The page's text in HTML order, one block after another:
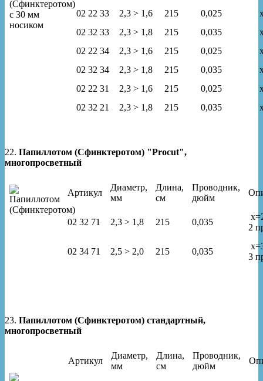
02 22 33 2,3 > 1,6 215 0,025
02 32 33
2,3 > 1,8 215 0,035
02 22 34
2,3 > 1,6 215 0,025
02 32 34
2,3 > 1,8 215 0,035
02 22 31
2,3 > 1,6 215 0,025
02 32 21
2,3 > 1,8 215 0,035
22. Папиллотом (Сфинктеротом) "Procut",
многопросветный
Артикул
Диаметр,
мм
Длина,
см
Проводник,
дюйм
02 32 71 2,3 > 1,8 215 0,035
2
02 34 71 2,5 > 2,0 215 0,035
3
23. Папиллотом (Сфинктеротом) стандартный,
многопросветный
Артикул
Диаметр,
мм
Длина,
см
Проводник,
дюйм